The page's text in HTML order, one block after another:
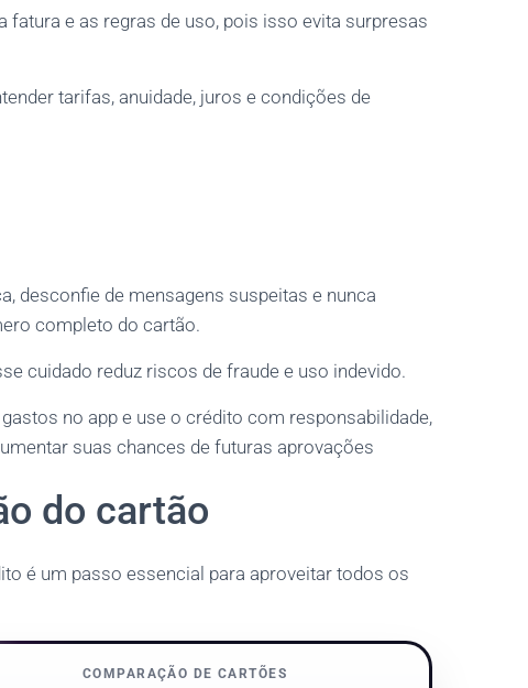
e as regras de uso, pois isso evita surpresas
tarifas, anuidade, juros e condições de
desconfie de mensagens suspeitas e nunca
completo do cartão.
cuidado reduz riscos de fraude e uso indevido.
no app e use o crédito com responsabilidade,
suas chances de futuras aprovações
do cartão
é um passo essencial para aproveitar todos os
COMPARAÇÃO DE CARTÕES